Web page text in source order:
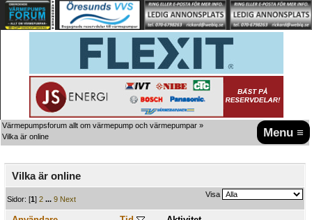
Menu ≡
Värmepumpsforum allt om värmepump och värmepumpar »
Vilka är online
Vilka är online
Sidor: [1]2 ...9 Next
Visa